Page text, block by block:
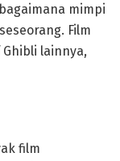
mimpi
Film
lainnya,
film